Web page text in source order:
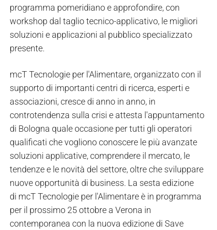
programma pomeridiano e approfondire, con
workshop dal taglio tecnico-applicativo, le migliori
soluzioni e applicazioni al pubblico specializzato
presente.
mcT Tecnologie per l'Alimentare, organizzato con il
supporto di importanti centri di ricerca, esperti e
associazioni, cresce di anno in anno, in
controtendenza sulla crisi e attesta l'appuntamento
di Bologna quale occasione per tutti gli operatori
qualificati che vogliono conoscere le più avanzate
soluzioni applicative, comprendere il mercato, le
tendenze e le novità del settore, oltre che sviluppare
nuove opportunità di business. La sesta edizione
di mcT Tecnologie per l'Alimentare è in programma
per il prossimo 25 ottobre a Verona in
contemporanea con la nuova edizione di Save